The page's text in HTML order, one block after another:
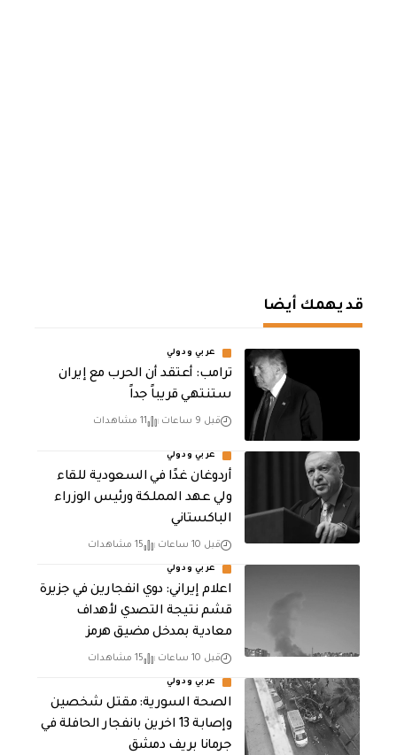
قد يهمك أيضا
عربي ودولي
‏ترامب: أعتقد أن الحرب مع إيران
ستنتهي قريباً جداً
قبل 9 ساعات 11 مشاهدات
عربي ودولي
أردوغان غدًا في السعودية للقاء
ولي عهد المملكة ورئيس الوزراء
الباكستاني
قبل 10 ساعات 15 مشاهدات
عربي ودولي
اعلام إيراني: دوي انفجارين في جزيرة
قشم نتيجة التصدي لأهداف
معادية بمدخل مضيق هرمز
قبل 10 ساعات 15 مشاهدات
عربي ودولي
الصحة السورية: مقتل شخصين
وإصابة 13 اخرين بانفجار الحافلة في
جرمانا بريف دمشق